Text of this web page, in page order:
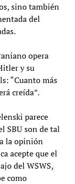
sino también
del
opera
y su
“Cuanto más
creída”.
parece
SBU son de tal
la opinión
acepte que el
del WSWS,
como